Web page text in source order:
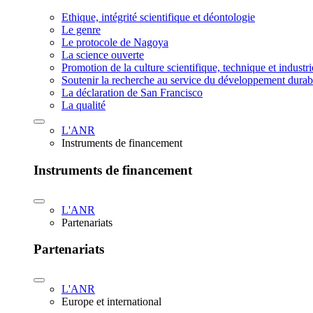
Ethique, intégrité scientifique et déontologie
Le genre
Le protocole de Nagoya
La science ouverte
Promotion de la culture scientifique, technique et
Soutenir la recherche au service du développement
La déclaration de San Francisco
La qualité
L'ANR
Instruments de financement
Instruments de financement
L'ANR
Partenariats
Partenariats
L'ANR
Europe et international